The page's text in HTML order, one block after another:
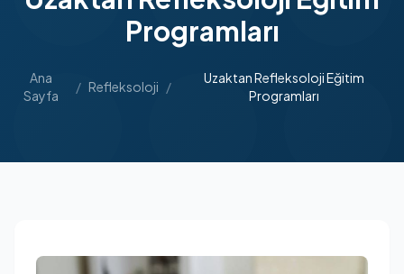
Programları
Ana
Sayfa
/ Refleksoloji /
Uzaktan Refleksoloji Eğitim
Programları